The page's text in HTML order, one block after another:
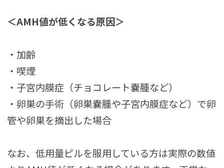
＜AMH値が低くなる原因＞
・加齢
・喫煙
・子宮内膜症（チョコレート嚢腫など）
・卵巣の手術（卵巣嚢腫や子宮内膜症など）で卵
管や卵巣を摘出した場合
なお、低用量ピルを服用している方は実際の数値